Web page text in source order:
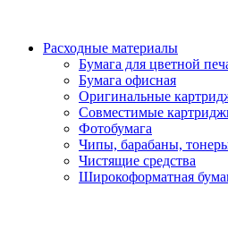
Расходные материалы
Бумага для цветной
Бумага офисная
Оригинальные
Совместимые
Фотобумага
Чипы, барабаны,
Чистящие средства
Широкоформатная